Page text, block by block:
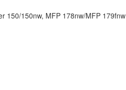
150/150nw, MFP 178nw/MFP 179fnw